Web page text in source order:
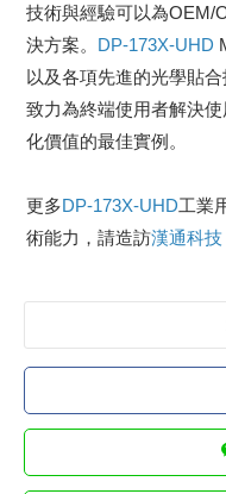
技術與經驗可以為OEM/
決方案。 DP-173X-UHD
以及各項先進的光學貼
致力為終端使用者解決
化價值的最佳實例。
更多DP-173X-UHD工業
術能力，請造訪漢通科技